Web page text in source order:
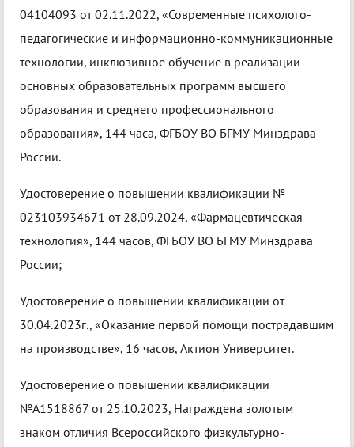
04104093 от 02.11.2022, «Современные психолого-
педагогические и информационно-коммуникационные
технологии, инклюзивное обучение в реализации
основных образовательных программ высшего
образования и среднего профессионального
образования», 144 часа, ФГБОУ ВО БГМУ Минздрава
России.
Удостоверение о повышении квалификации №
023103934671 от 28.09.2024, «Фармацевтическая
технология», 144 часов, ФГБОУ ВО БГМУ Минздрава
России;
Удостоверение о повышении квалификации от
30.04.2023г., «Оказание первой помощи пострадавшим
на производстве», 16 часов, Актион Университет.
Удостоверение о повышении квалификации
№А1518867 от 25.10.2023, Награждена золотым
знаком отличия Всероссийского физкультурно-